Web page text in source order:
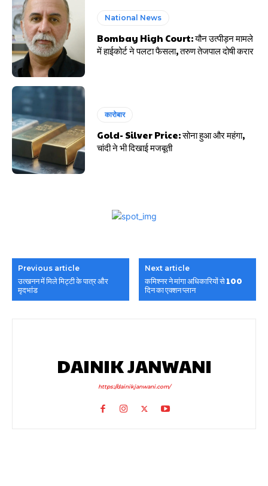
National News
Bombay High Court: यौन उत्पीड़न मामले
में हाईकोर्ट ने पलटा फैसला, तरुण तेजपाल दोषी करार
कारोबार
Gold- Silver Price: सोना हुआ और महंगा,
चांदी ने भी दिखाई मजबूती
Previous article
उत्खनन में मिले मिट्टी के पात्र और
मृदभांड
Next article
कमिश्नर ने मांगा अधिकारियों से 100
दिन का एक्शन प्लान
DAINIK JANWANI
https://dainikjanwani.com/